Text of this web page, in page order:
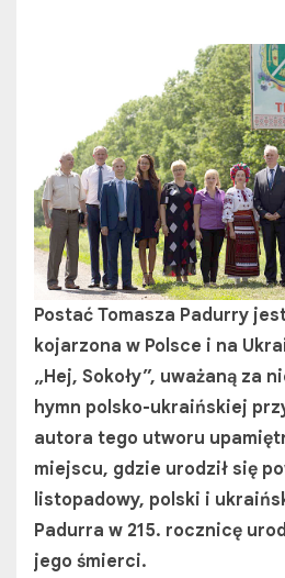
Postać Tomasza Padurry
kojarzona w Polsce i na
„Hej, Sokoły”, uważaną za
hymn polsko-ukraińskiej
autora tego utworu
miejscu, gdzie urodził się
listopadowy, polski i
Padurra w 215. rocznicę
jego śmierci.